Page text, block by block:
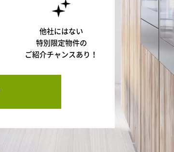
他社にはない
特別限定物件の
ご紹介チャンスあり！